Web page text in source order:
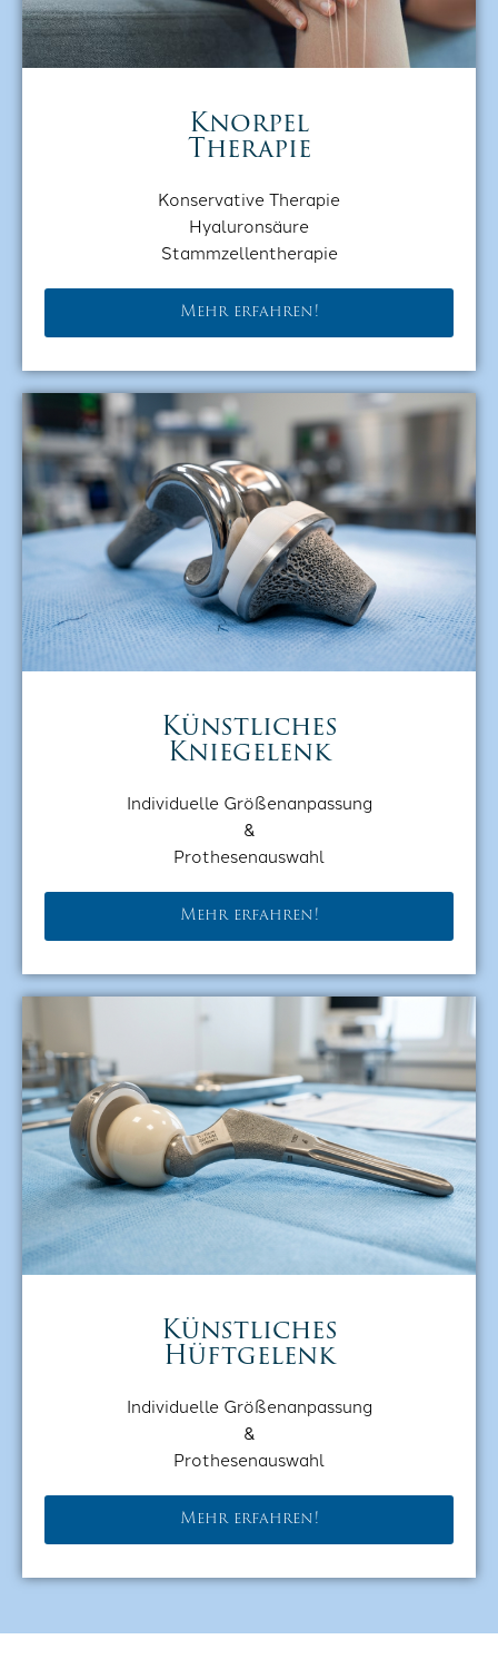
Knorpel
Therapie
Konservative Therapie
Hyaluronsäure
Stammzellentherapie
Mehr erfahren!
Künstliches
Kniegelenk
Individuelle Größenanpassung
&
Prothesenauswahl
Mehr erfahren!
Künstliches
Hüftgelenk
Individuelle Größenanpassung
&
Prothesenauswahl
Mehr erfahren!